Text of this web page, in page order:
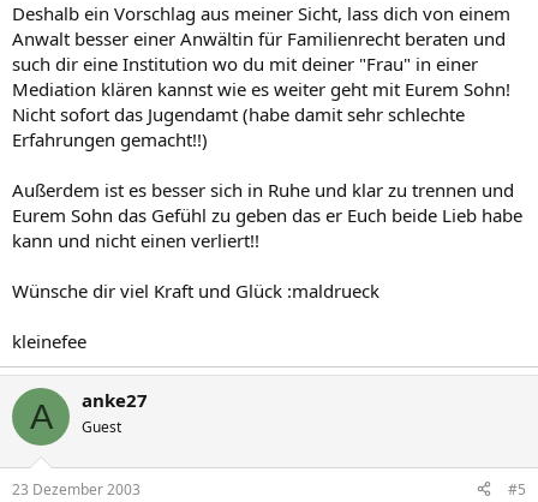
Deshalb ein Vorschlag aus meiner Sicht, lass dich von einem
Anwalt besser einer Anwältin für Familienrecht beraten und
such dir eine Institution wo du mit deiner "Frau" in einer
Mediation klären kannst wie es weiter geht mit Eurem Sohn!
Nicht sofort das Jugendamt (habe damit sehr schlechte
Erfahrungen gemacht!!)
Außerdem ist es besser sich in Ruhe und klar zu trennen und
Eurem Sohn das Gefühl zu geben das er Euch beide Lieb habe
kann und nicht einen verliert!!
Wünsche dir viel Kraft und Glück :maldrueck
kleinefee
A anke27
Guest
23 Dezember 2003 #5